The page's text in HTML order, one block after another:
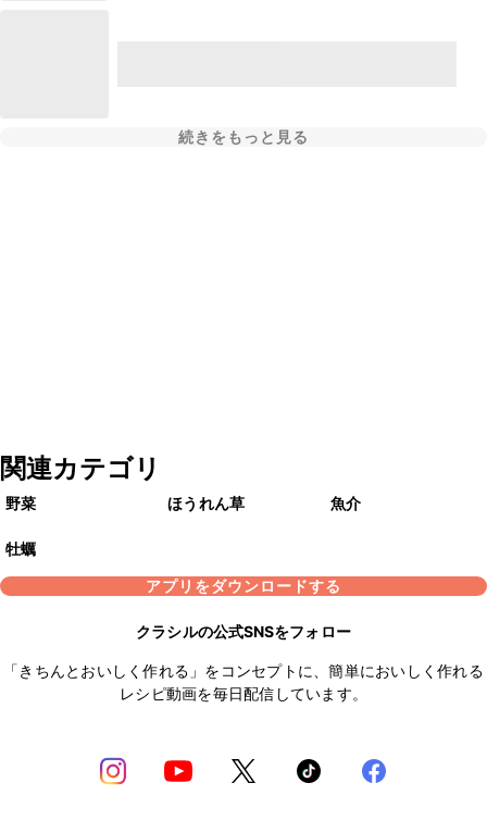
続きをもっと見る
関連カテゴリ
野菜 ほうれん草 魚介
牡蠣
アプリをダウンロードする
クラシルの公式SNSをフォロー
「きちんとおいしく作れる」をコンセプトに、簡単においしく作れる
レシピ動画を毎日配信しています。